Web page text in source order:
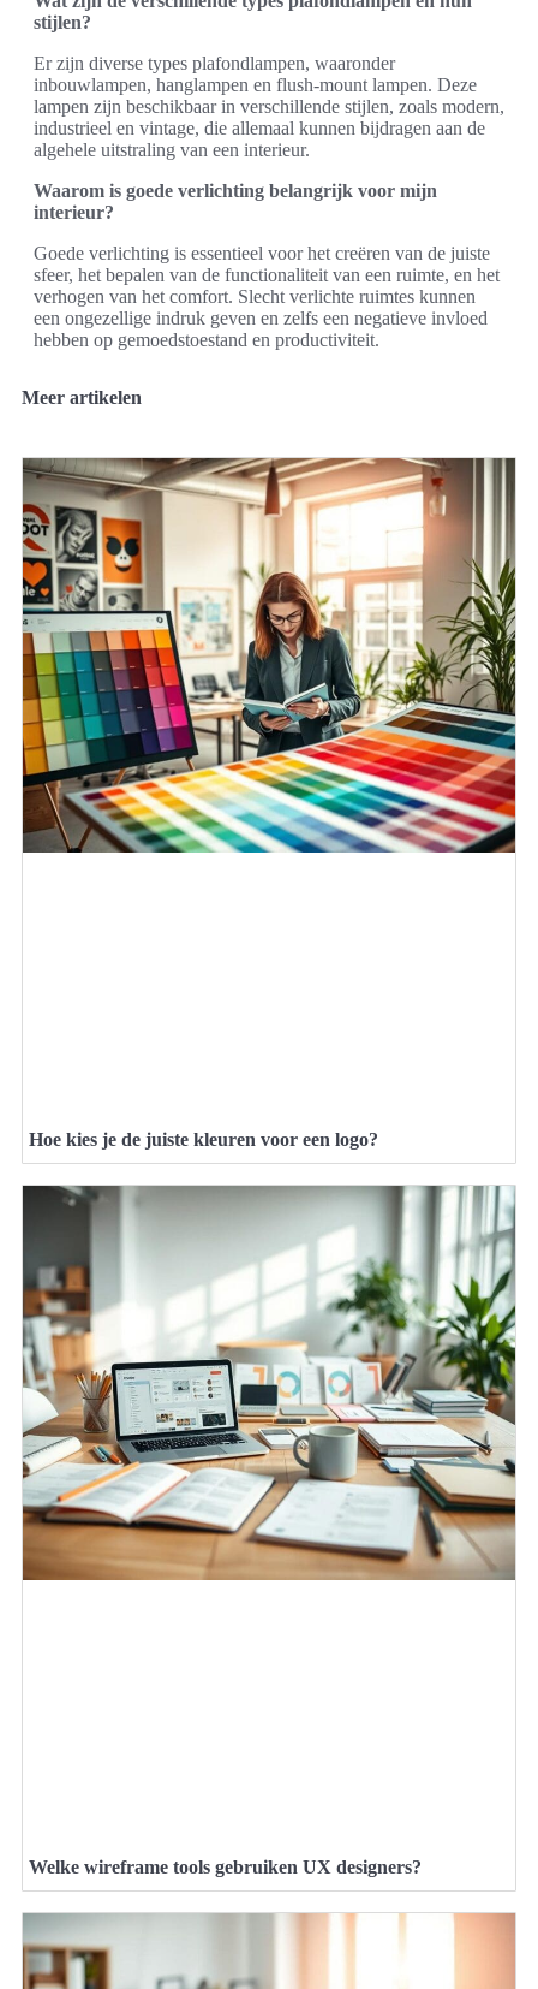
stijlen?
Er zijn diverse types plafondlampen, waaronder
inbouwlampen, hanglampen en flush-mount lampen. Deze
lampen zijn beschikbaar in verschillende stijlen, zoals modern,
industrieel en vintage, die allemaal kunnen bijdragen aan de
algehele uitstraling van een interieur.
Waarom is goede verlichting belangrijk voor mijn
interieur?
Goede verlichting is essentieel voor het creëren van de juiste
sfeer, het bepalen van de functionaliteit van een ruimte, en het
verhogen van het comfort. Slecht verlichte ruimtes kunnen
een ongezellige indruk geven en zelfs een negatieve invloed
hebben op gemoedstoestand en productiviteit.
Meer artikelen
Hoe kies je de juiste kleuren voor een logo?
Welke wireframe tools gebruiken UX designers?